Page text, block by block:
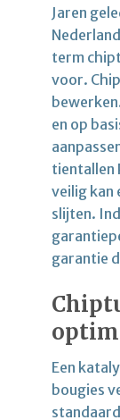
Jaren
term
voor.
en op
tientallen
veilig kan
slijten.
garantie
Een
bougies